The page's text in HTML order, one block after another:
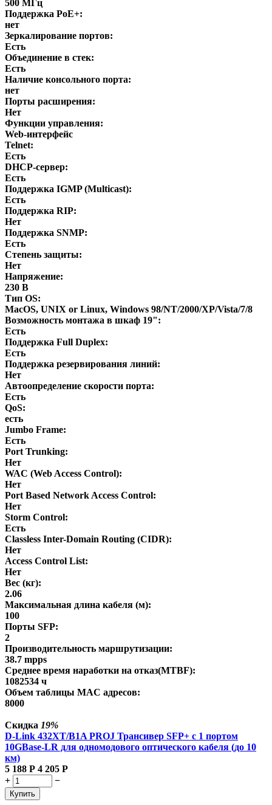
500 МГц
Поддержка PoE+:
нет
Зеркалирование портов:
Есть
Объединение в стек:
Есть
Наличие консольного порта:
нет
Порты расширения:
Нет
Функции управления:
Web-интерфейс
Telnet:
Есть
DHCP-сервер:
Есть
Поддержка IGMP (Multicast):
Есть
Поддержка RIP:
Нет
Поддержка SNMP:
Есть
Степень защиты:
Нет
Напряжение:
230 В
Тип OS:
MacOS, UNIX or Linux, Windows 98/NT/2000/XP/Vista/7/8
Возможность монтажа в шкаф 19":
Есть
Поддержка Full Duplex:
Есть
Поддержка резервирования линий:
Нет
Автоопределение скорости порта:
Есть
QoS:
есть
Jumbo Frame:
Есть
Port Trunking:
Нет
WAC (Web Access Control):
Нет
Port Based Network Access Control:
Нет
Storm Control:
Есть
Classless Inter-Domain Routing (CIDR):
Нет
Access Control List:
Нет
Вес (кг):
2.06
Максимальная длина кабеля (м):
100
Порты SFP:
2
Производительность маршрутизации:
38.7 mpps
Среднее время наработки на отказ(MTBF):
1082534 ч
Объем таблицы MAC адресов:
8000
Скидка 19%
D-Link 432XT/B1A PROJ Трансивер SFP+ с 1 портом
10GBase-LR для одномодового оптического кабеля (до 10
км)
5 188 Р 4 205 Р
+
−
Купить